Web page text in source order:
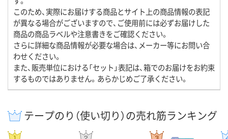
このため、実際にお届けする商品とサイト上の商品情報の表記
が異なる場合がございますので、ご使用前には必ずお届けした
商品の商品ラベルや注意書きをご確認ください。
さらに詳細な商品情報が必要な場合は、メーカー等にお問い合
わせください。
また、販売単位における「セット」表記は、箱でのお届けをお約束
するものではありません。あらかじめご了承ください。
テープのり（使い切り）の売れ筋ランキング